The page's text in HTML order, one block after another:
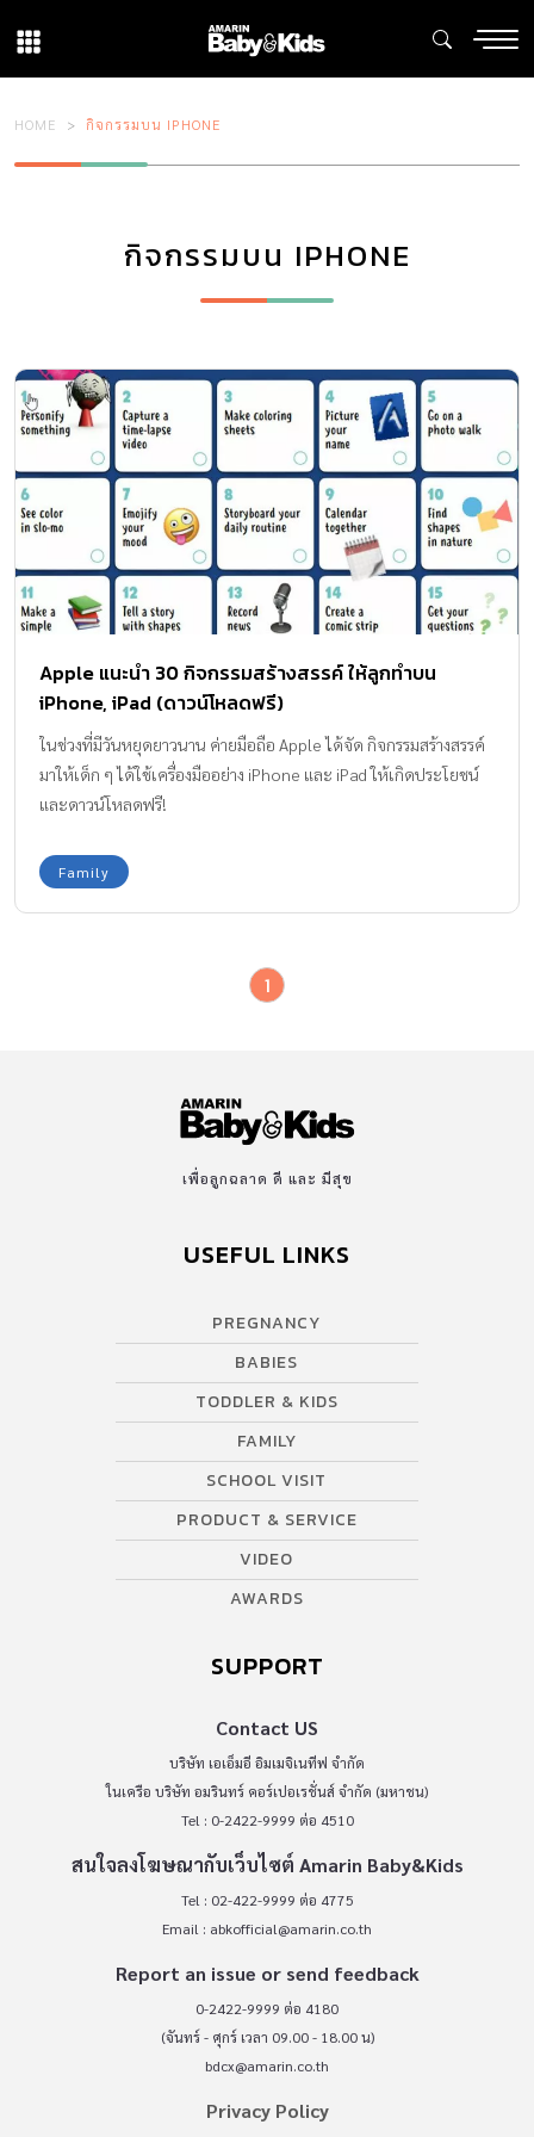
HOME กิจกรรมบน IPHONE
กิจกรรมบน IPHONE
Apple แนะนำ 30 กิจกรรมสร้างสรรค์ ให้ลูกทำบน
iPhone, iPad (ดาวน์โหลดฟรี)
ในช่วงที่มีวันหยุดยาวนาน ค่ายมือถือ Apple ได้จัด กิจกรรมสร้างสรรค์
มาให้เด็ก ๆ ได้ใช้เครื่องมืออย่าง iPhone และ iPad ให้เกิดประโยชน์
และดาวน์โหลดฟรี!
Family
1
เพื่อลูกฉลาด ดี และ มีสุข
USEFUL LINKS
PREGNANCY
BABIES
TODDLER & KIDS
FAMILY
SCHOOL VISIT
PRODUCT & SERVICE
VIDEO
AWARDS
SUPPORT
Contact US
บริษัท เอเอ็มอี อิมเมจิเนทีฟ จำกัด
ในเครือ บริษัท อมรินทร์ คอร์เปอเรชั่นส์ จำกัด (มหาชน)
Tel : 0-2422-9999 ต่อ 4510
สนใจลงโฆษณากับเว็บไซต์ Amarin Baby&Kids
Tel : 02-422-9999 ต่อ 4775
Email : abkofficial@amarin.co.th
Report an issue or send feedback
0-2422-9999 ต่อ 4180
(จันทร์ - ศุกร์ เวลา 09.00 - 18.00 น)
bdcx@amarin.co.th
Privacy Policy